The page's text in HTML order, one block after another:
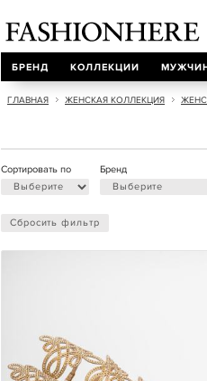
БРЕНД КОЛЛЕКЦИИ
ГЛАВНАЯ ЖЕНСКАЯ КОЛЛЕКЦИЯ
Сортировать по Бренд
Сбросить фильтр